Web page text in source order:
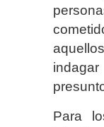
Para